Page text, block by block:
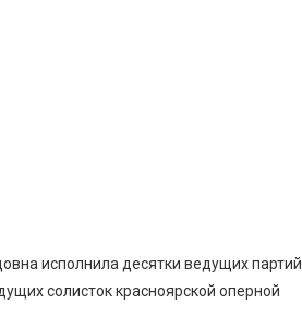
исполнила десятки ведущих партий
солисток красноярской оперной